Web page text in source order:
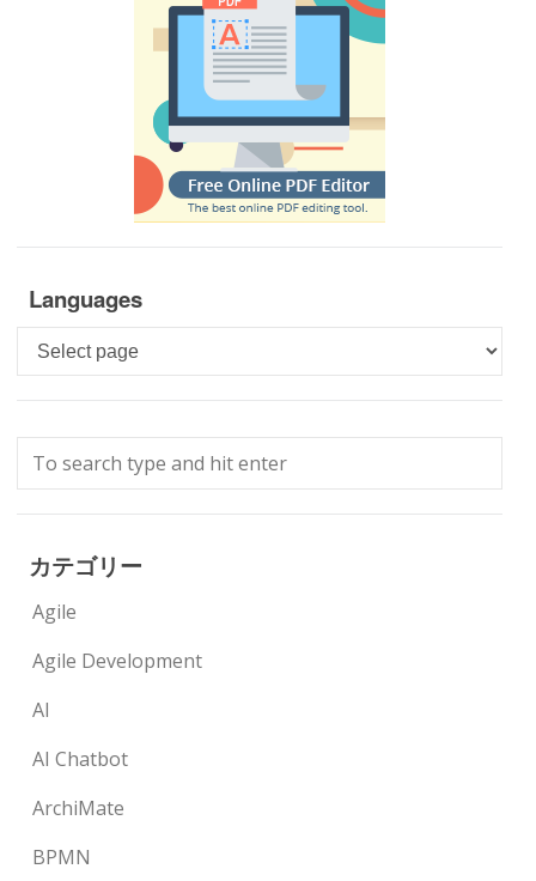
Languages
Languages
カテゴリー
Agile
Agile Development
AI
AI Chatbot
ArchiMate
BPMN